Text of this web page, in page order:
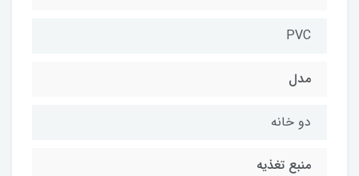
PVC
مدل
دو خانه
منبع تغذیه